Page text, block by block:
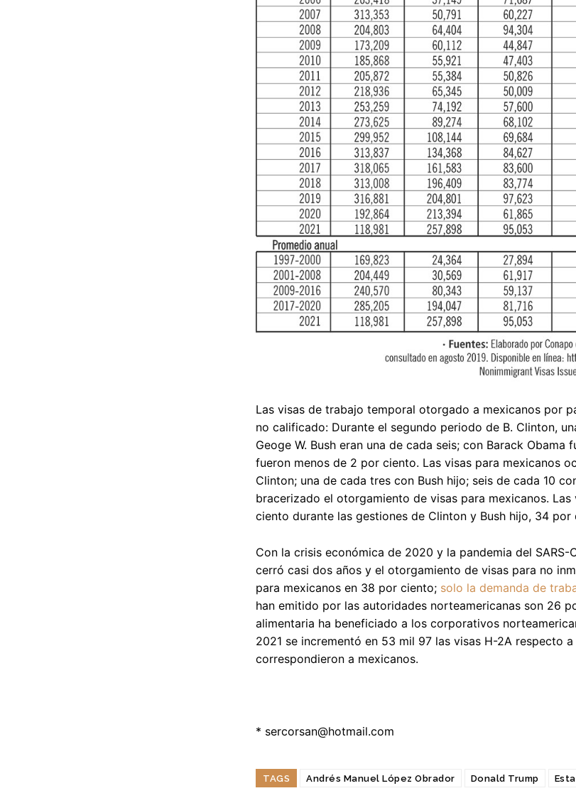
Las visas de trabajo temporal otorgado a mexicanos por
no calificado: Durante el segundo periodo de B. Clinton,
Geoge W. Bush eran una de cada seis; con Barack
fueron menos de 2 por ciento. Las visas para mexicanos
Clinton; una de cada tres con Bush hijo; seis de cada 10
bracerizado el otorgamiento de visas para mexicanos.
ciento durante las gestiones de Clinton y Bush hijo, 34
Con la crisis económica de 2020 y la pandemia del
cerró casi dos años y el otorgamiento de visas para no
para mexicanos en 38 por ciento; solo la demanda de
han emitido por las autoridades norteamericanas son 26
alimentaria ha beneficiado a los corporativos
2021 se incrementó en 53 mil 97 las visas H-2A respecto
correspondieron a mexicanos.
* sercorsan@hotmail.com
TAGS Andrés Manuel López Obrador Donald Trump